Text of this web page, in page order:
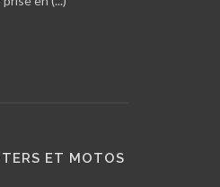
ET MOTOS